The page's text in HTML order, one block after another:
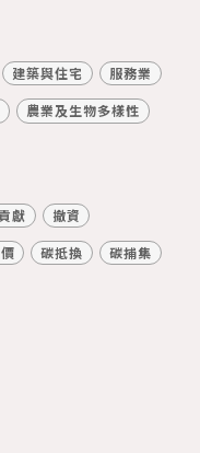
建築與住宅 服務業
農業及生物多樣性
獻 撤資
碳抵換 碳捕集